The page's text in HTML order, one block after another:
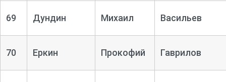
69 Дундин Михаил Васильев
70 Еркин Прокофий Гаврилов